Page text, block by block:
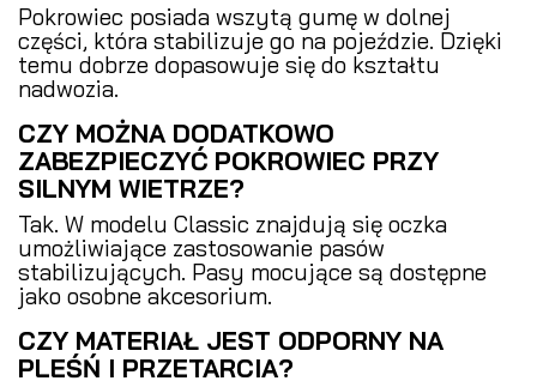
Pokrowiec posiada wszytą gumę w dolnej
części, która stabilizuje go na pojeździe. Dzięki
temu dobrze dopasowuje się do kształtu
nadwozia.
CZY MOŻNA DODATKOWO
ZABEZPIECZYĆ POKROWIEC PRZY
SILNYM WIETRZE?
Tak. W modelu Classic znajdują się oczka
umożliwiające zastosowanie pasów
stabilizujących. Pasy mocujące są dostępne
jako osobne akcesorium.
CZY MATERIAŁ JEST ODPORNY NA
PLEŚŃ I PRZETARCIA?